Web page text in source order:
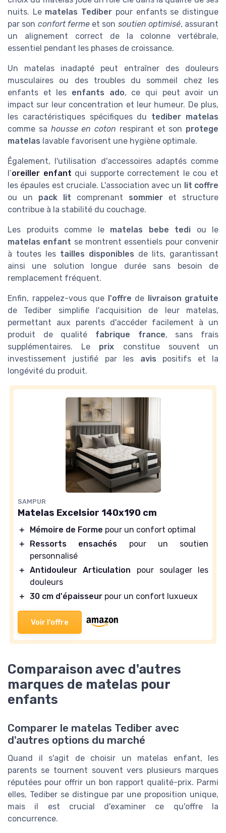
nuits. Le matelas Tediber pour enfants se distingue
par son confort fermeet son soutien optimisé, assurant
un alignement correct de la colonne vertébrale,
essentiel pendant les phases de croissance.
Un matelas inadapté peut entraîner des douleurs
musculaires ou des troubles du sommeil chez les
enfants et les enfants ado, ce qui peut avoir un
impact sur leur concentration et leur humeur. De plus,
les caractéristiques spécifiques du tediber matelas
comme sa housse en coton respirant et son protege
matelas lavable favorisent une hygiène optimale.
Également, l'utilisation d'accessoires adaptés comme
l’oreiller enfant qui supporte correctement le cou et
les épaules est cruciale. L'association avec un lit coffre
ou un pack lit comprenant sommier et structure
contribue à la stabilité du couchage.
Les produits comme le matelas bebe tedi ou le
matelas enfant se montrent essentiels pour convenir
à toutes les tailles disponibles de lits, garantissant
ainsi une solution longue durée sans besoin de
remplacement fréquent.
Enfin, rappelez-vous que l'offre de livraison gratuite
de Tediber simplifie l'acquisition de leur matelas,
permettant aux parents d'accéder facilement à un
produit de qualité fabrique france, sans frais
supplémentaires. Le prix constitue souvent un
investissement justifié par les avis positifs et la
longévité du produit.
SAMPUR
Matelas Excelsior 140x190 cm
＋ Mémoire de Forme pour un confort optimal
＋
Ressorts ensachés pour un soutien
personnalisé
＋ Antidouleur Articulation pour soulager les
douleurs
＋ 30 cm d'épaisseur pour un confort luxueux
Voir l'offre
Comparaison avec d'autres
marques de matelas pour
enfants
Comparer le matelas Tediber avec
d'autres options du marché
Quand il s'agit de choisir un matelas enfant, les
parents se tournent souvent vers plusieurs marques
réputées pour offrir un bon rapport qualité-prix. Parmi
elles, Tediber se distingue par une proposition unique,
mais il est crucial d'examiner ce qu'offre la
concurrence.